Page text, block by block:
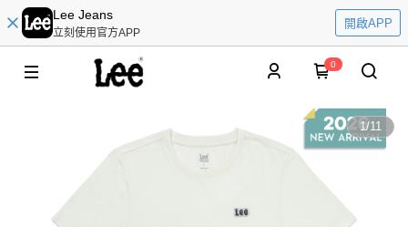
Lee Jeans
立刻使用官方APP
開啟APP
0
1/11